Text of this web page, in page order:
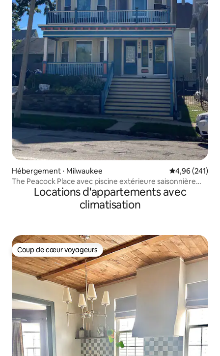
Hébergement ⋅ Milwaukee Évaluation
4,96 (241)
The Peacock Place avec piscine extérieure saisonnière
partagéeLocations d'appartements avec
climatisation
Coup de cœur voyageurs
Coup de cœur voyageurs